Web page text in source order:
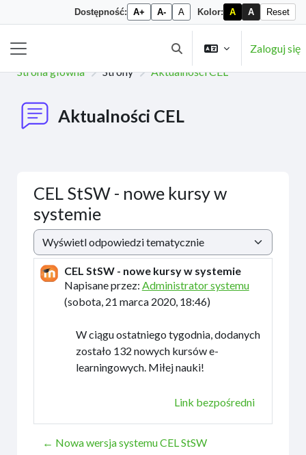
Dostępność: A+ A- A Kolor: A A Reset
Przełącznik wyszukiwarki
Zaloguj się
Strona główna
Strony Aktualności CEL
Aktualności CEL
CEL StSW - nowe kursy w
systemie
Sposób wyświetlania
CEL StSW - nowe kursy w systemie
Napisane przez: Administrator systemu
(sobota, 21 marca 2020, 18:46)
Liczba odpowiedzi: 0
W ciągu ostatniego tygodnia, dodanych
zostało 132 nowych kursów e-
learningowych. Miłej nauki!
Link bezpośredni
← Nowa wersja systemu CEL StSW